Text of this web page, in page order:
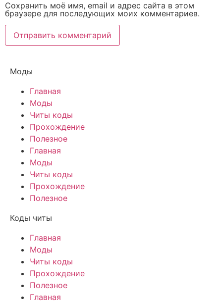
Сохранить моё имя, email и адрес сайта в этом
браузере для последующих моих комментариев.
Моды
Главная
Моды
Читы коды
Прохождение
Полезное
Главная
Моды
Читы коды
Прохождение
Полезное
Коды читы
Главная
Моды
Читы коды
Прохождение
Полезное
Главная